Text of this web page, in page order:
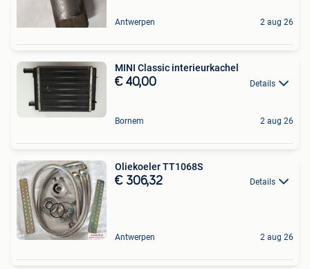
Antwerpen 2 aug 26
MINI Classic interieurkachel
€ 40,00 Details
Bornem 2 aug 26
Oliekoeler TT1068S
€ 306,32 Details
Antwerpen 2 aug 26